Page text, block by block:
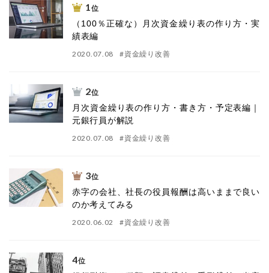
1 位
（100％正確な）月次資金繰り表の作り方・実
績表編
2020.07.08 #資金繰り改善
2位
月次資金繰り表の作り方・書き方・予定表編｜
元銀行員が解説
2020.07.08 #資金繰り改善
3位
赤字の会社、社長の役員報酬は高いままで良い
のか考えてみる
2020.06.02 #資金繰り改善
4位